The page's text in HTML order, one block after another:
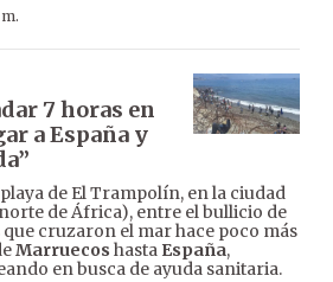
7 horas en
a España y
de El Trampolín, en la ciudad
de África), entre el bullicio de
cruzaron el mar hace poco más
Marruecos hasta España,
en busca de ayuda sanitaria.